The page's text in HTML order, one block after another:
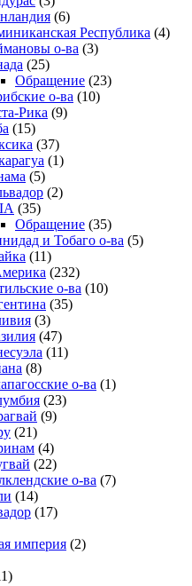
(6)
Республика (4)
о-ва (3)
(25)
Обращение (23)
о-ва (10)
Рика (9)
(15)
(37)
(1)
(5)
(2)
(35)
Обращение (35)
и Тобаго о-ва (5)
(11)
(232)
о-ва (10)
(35)
(3)
(47)
(11)
(8)
о-ва (1)
(23)
(9)
(21)
(4)
(22)
о-ва (7)
(14)
(17)
империя (2)